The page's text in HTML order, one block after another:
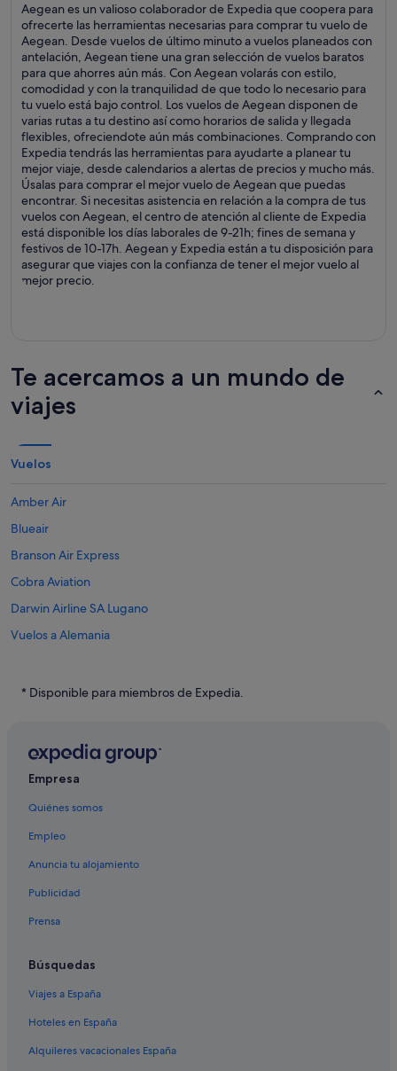
Aegean es un valioso colaborador de Expedia que coopera para
ofrecerte las herramientas necesarias para comprar tu vuelo de
Aegean. Desde vuelos de último minuto a vuelos planeados con
antelación, Aegean tiene una gran selección de vuelos baratos
para que ahorres aún más. Con Aegean volarás con estilo,
comodidad y con la tranquilidad de que todo lo necesario para
tu vuelo está bajo control. Los vuelos de Aegean disponen de
varias rutas a tu destino así como horarios de salida y llegada
flexibles, ofreciendote aún más combinaciones. Comprando con
Expedia tendrás las herramientas para ayudarte a planear tu
mejor viaje, desde calendarios a alertas de precios y mucho más.
Úsalas para comprar el mejor vuelo de Aegean que puedas
encontrar. Si necesitas asistencia en relación a la compra de tus
vuelos con Aegean, el centro de atención al cliente de Expedia
está disponible los días laborales de 9-21h; fines de semana y
festivos de 10-17h. Aegean y Expedia están a tu disposición para
asegurar que viajes con la confianza de tener el mejor vuelo al
mejor precio.
Te acercamos a un mundo de
viajes
Vuelos
Amber Air
Blueair
Branson Air Express
Cobra Aviation
Darwin Airline SA Lugano
Vuelos a Alemania
Vuelos a Australia
Vuelos a Canadá
Vuelos a China
Vuelos a España
Vuelos a Estados Unidos
Vuelos a Filipinas
Vuelos a Grecia
Vuelos a México
* Disponible para miembros de Expedia.
Empresa
Quiénes somos
Empleo
Anuncia tu alojamiento
Publicidad
Prensa
Búsquedas
Viajes a España
Hoteles en España
Alquileres vacacionales España